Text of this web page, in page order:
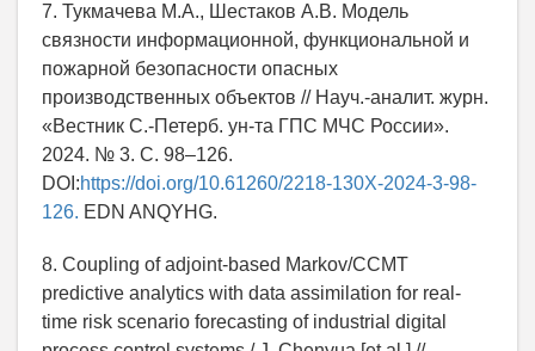
7. Тукмачева М.А., Шестаков А.В. Модель
связности информационной, функциональной и
пожарной безопасности опасных
производственных объектов // Науч.-аналит. журн.
«Вестник С.-Петерб. ун-та ГПС МЧС России».
2024. № 3. С. 98–126.
DOI:https://doi.org/10.61260/2218-130X-2024-3-98-
126. EDN ANQYHG.
8. Coupling of adjoint-based Markov/CCMT
predictive analytics with data assimilation for real-
time risk scenario forecasting of industrial digital